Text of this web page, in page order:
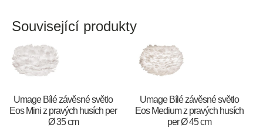
Související produkty
Umage Bílé závěsné světlo
Eos Mini z pravých husích per
Ø 35 cm
Umage Bílé závěsné světlo
Eos Medium z pravých husích
per Ø 45 cm